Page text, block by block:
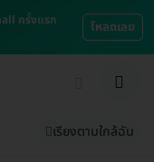
ครั้งแรก
โหลดเลย
เรียงตามใกล้ฉัน